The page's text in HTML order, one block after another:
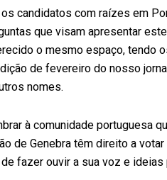
candidatos com raízes em
que visam apresentar
o mesmo espaço, tendo
de fevereiro do nosso
nomes.
à comunidade portuguesa
de Genebra têm direito a
fazer ouvir a sua voz e